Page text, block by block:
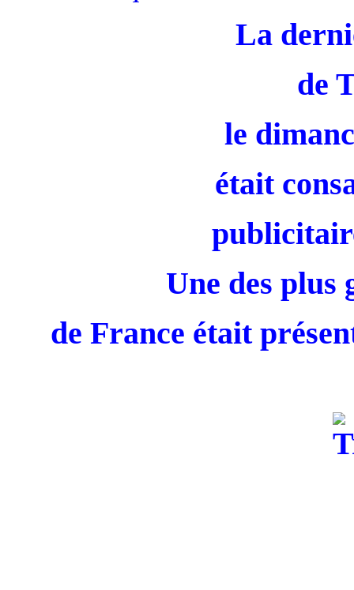
La
de
le
était
Une des plus
de France était